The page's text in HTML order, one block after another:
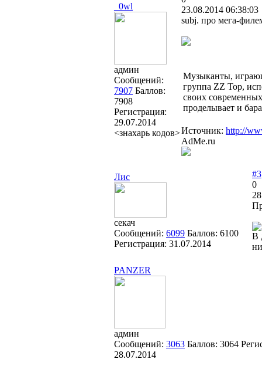
_0wl
админ
Сообщений:
7907 Баллов:
7908
Регистрация:
29.07.2014
<знахарь кодов>
23.08.2014 06:38:03
subj. про мега-
Музыканты,
группа ZZ Top,
своих
проделывает и
Источник: http://
AdMe.ru
Лис
секач
Сообщений: 6099 Баллов: 6100
Регистрация: 31.07.2014
#3
0
В
PANZER
админ
Сообщений: 3063 Баллов: 3064
28.07.2014